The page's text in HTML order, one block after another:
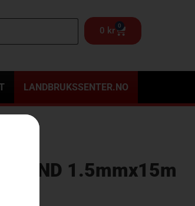
0 kr 0
LANDBRUKSSENTER.NO
1.5mmx15m